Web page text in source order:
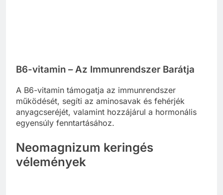
B6-vitamin – Az Immunrendszer Barátja
A B6-vitamin támogatja az immunrendszer
működését, segíti az aminosavak és fehérjék
anyagcseréjét, valamint hozzájárul a hormonális
egyensúly fenntartásához.
Neomagnizum keringés
vélemények